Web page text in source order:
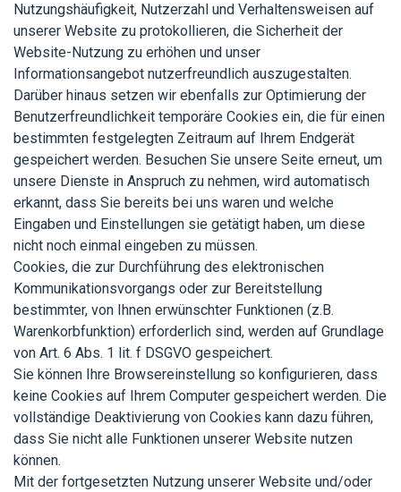
Nutzungshäufigkeit, Nutzerzahl und Verhaltensweisen auf
unserer Website zu protokollieren, die Sicherheit der
Website-Nutzung zu erhöhen und unser
Informationsangebot nutzerfreundlich auszugestalten.
Darüber hinaus setzen wir ebenfalls zur Optimierung der
Benutzerfreundlichkeit temporäre Cookies ein, die für einen
bestimmten festgelegten Zeitraum auf Ihrem Endgerät
gespeichert werden. Besuchen Sie unsere Seite erneut, um
unsere Dienste in Anspruch zu nehmen, wird automatisch
erkannt, dass Sie bereits bei uns waren und welche
Eingaben und Einstellungen sie getätigt haben, um diese
nicht noch einmal eingeben zu müssen.
Cookies, die zur Durchführung des elektronischen
Kommunikationsvorgangs oder zur Bereitstellung
bestimmter, von Ihnen erwünschter Funktionen (z.B.
Warenkorbfunktion) erforderlich sind, werden auf Grundlage
von Art. 6 Abs. 1 lit. f DSGVO gespeichert.
Sie können Ihre Browsereinstellung so konfigurieren, dass
keine Cookies auf Ihrem Computer gespeichert werden. Die
vollständige Deaktivierung von Cookies kann dazu führen,
dass Sie nicht alle Funktionen unserer Website nutzen
können.
Mit der fortgesetzten Nutzung unserer Website und/oder